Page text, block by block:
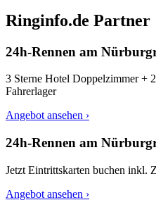
Ringinfo.de Partner
24h-Rennen am
3 Sterne Hotel Doppelzimmer +
Fahrerlager
Angebot ansehen ›
24h-Rennen am
Jetzt Eintrittskarten buchen inkl.
Angebot ansehen ›